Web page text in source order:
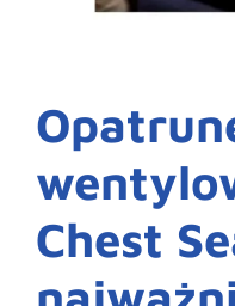
Chest